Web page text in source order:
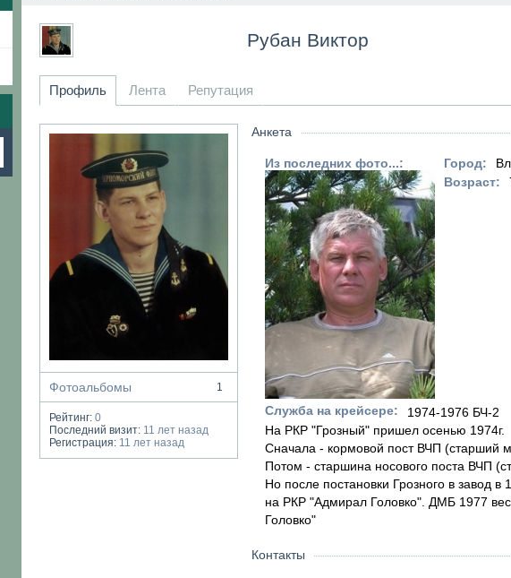
Рубан Виктор
Профиль Лента Репутация
Фотоальбомы 1
Рейтинг: 0
Последний визит: 11 лет назад
Регистрация: 11 лет назад
Анкета
Из последних фото...: Город:
Возраст:
Служба на крейсере:
1974-1976 БЧ-2
На РКР "Грозный" пришел осенью 1974г.
Сначала - кормовой пост ВЧП (старший
Потом - старшина носового поста ВЧП
Но после постановки Грозного в завод в
на РКР "Адмирал Головко". ДМБ 1977
Головко"
Контакты